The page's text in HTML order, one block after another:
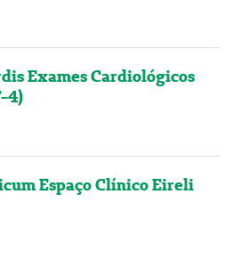
Exames Cardiológicos
4)
Espaço Clínico Eireli